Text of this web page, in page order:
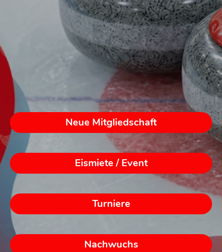
Neue Mitgliedschaft
Eismiete / Event
Turniere
Nachwuchs